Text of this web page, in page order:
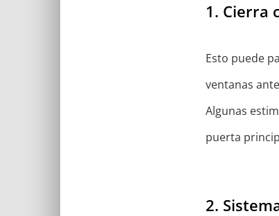
1. Cierra
Esto puede
ventanas
Algunas
puerta
2.